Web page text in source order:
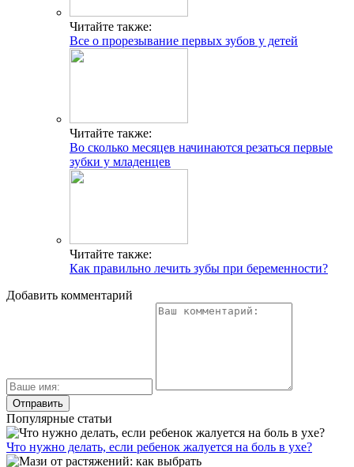
Читайте также:
Все о прорезывание первых зубов у детей
Читайте также:
Во сколько месяцев начинаются резаться первые
зубки у младенцев
Читайте также:
Как правильно лечить зубы при беременности?
Добавить комментарий
Популярные статьи
Что нужно делать, если ребенок жалуется на боль в ухе?